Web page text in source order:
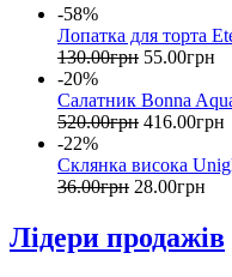
-58%
Лопатка для торта
130.00грн 55.00грн
-20%
Салатник Bonna
520.00грн 416.00грн
-22%
Склянка висока
36.00грн 28.00грн
Лідери продажів